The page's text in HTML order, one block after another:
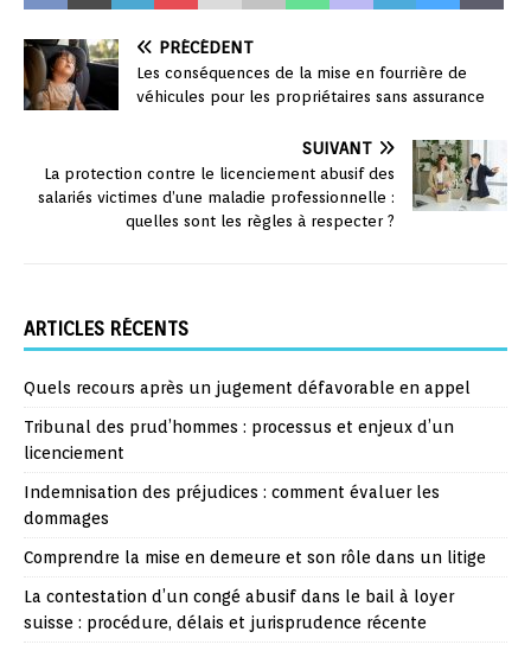
PRÉCÉDENT
Les conséquences de la mise en fourrière de
véhicules pour les propriétaires sans assurance
SUIVANT
La protection contre le licenciement abusif des
salariés victimes d’une maladie professionnelle :
quelles sont les règles à respecter ?
ARTICLES RÉCENTS
Quels recours après un jugement défavorable en appel
Tribunal des prud’hommes : processus et enjeux d’un
licenciement
Indemnisation des préjudices : comment évaluer les
dommages
Comprendre la mise en demeure et son rôle dans un litige
La contestation d’un congé abusif dans le bail à loyer
suisse : procédure, délais et jurisprudence récente